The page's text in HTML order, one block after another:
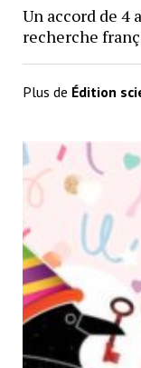
Un accord de 4
recherche
Plus de Édition